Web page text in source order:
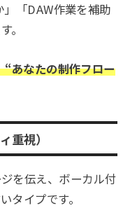
」「DAW作業を補助
。
あなたの制作フロー
重視）
を伝え、ボーカル付
タイプです。